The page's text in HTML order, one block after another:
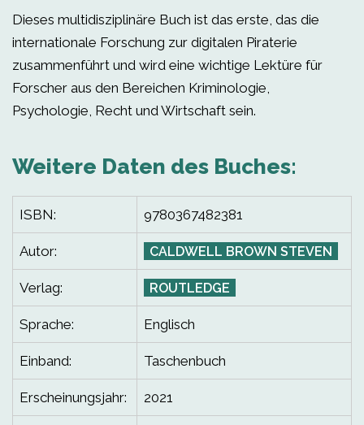
Dieses multidisziplinäre Buch ist das erste, das die
internationale Forschung zur digitalen Piraterie
zusammenführt und wird eine wichtige Lektüre für
Forscher aus den Bereichen Kriminologie,
Psychologie, Recht und Wirtschaft sein.
Weitere Daten des Buches:
ISBN: 9780367482381
Autor: CALDWELL BROWN STEVEN
Verlag: ROUTLEDGE
Sprache: Englisch
Einband: Taschenbuch
Erscheinungsjahr: 2021